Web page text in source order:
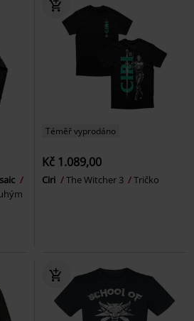
Téměř vyprodáno
Kč 1.089,00
Ciri The Witcher 3 Tričko